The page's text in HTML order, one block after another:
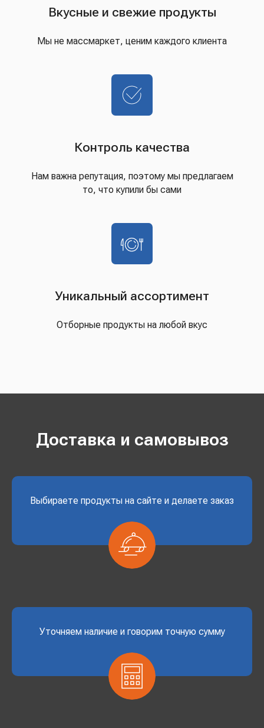
Вкусные и свежие продукты
Мы не массмаркет, ценим каждого клиента
Контроль качества
Нам важна репутация, поэтому мы предлагаем
то, что купили бы сами
Уникальный ассортимент
Отборные продукты на любой вкус
Доставка и самовывоз
Выбираете продукты на сайте и делаете заказ
Уточняем наличие и говорим точную сумму